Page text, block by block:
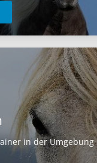
in der Umgebung